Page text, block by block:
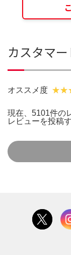
カスタマ
オススメ度
現在、5101件の
レビューを投稿